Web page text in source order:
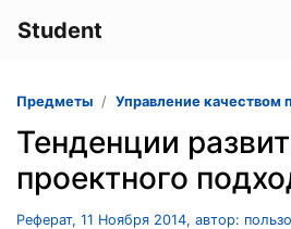
Student
Предметы Управление качеством
Тенденции
проектного
Реферат, 11 Ноября 2014, автор: